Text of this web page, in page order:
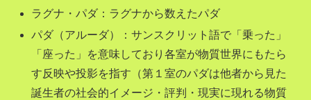
ラグナ・パダ：ラグナから数えたパダ
パダ（アルーダ）：サンスクリット語で「乗った」
「座った」を意味しており各室が物質世界にもたら
す反映や投影を指す（第１室のパダは他者から見た
誕生者の社会的イメージ・評判・現実に現れる物質